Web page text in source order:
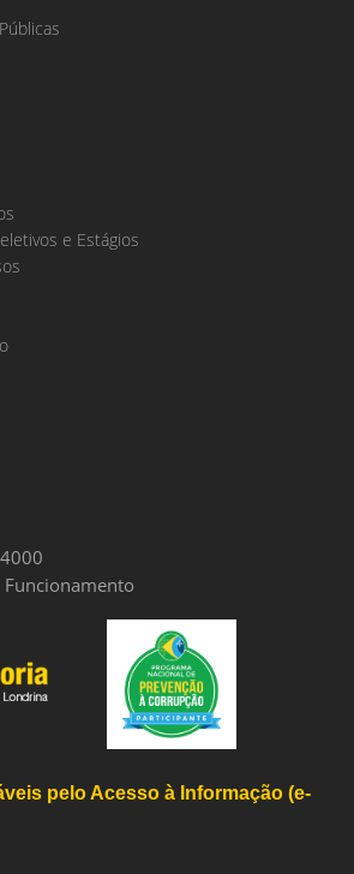
e Estágios
Funcionamento
pelo Acesso à Informação (e-